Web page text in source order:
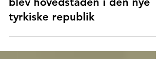
En Nation Fødes: Da Ankara
blev hovedstaden i den nye
tyrkiske republik